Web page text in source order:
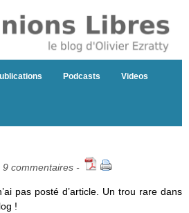
Podcasts Videos
9 commentaires -
pas posté d’article. Un trou rare dans
!